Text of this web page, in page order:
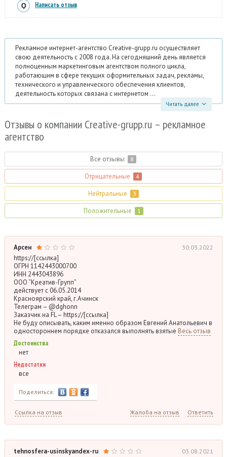
Написать отзыв
Рекламное интернет-агентство Creative-grupp.ru осуществляет
свою деятельность с 2008 года. На сегодняшний день является
полноценным маркетинговым агентством полного цикла,
работающим в сфере текущих оформительных задач, рекламы,
технического и управленческого обеспечения клиентов,
деятельность которых связана с интернетом ...
Читать далее
Отзывы о компании Creative-grupp.ru – рекламное
агентство
Все отзывы 8
Отрицательные 4
Нейтральные 3
Положительные 1
Арсен 30.03.2022
https://[ссылка]
ОГРН 1142443000700
ИНН 2443043896
ООО “Креатив-Групп”
действует с 06.05.2014
Красноярский край, г.Ачинск
Телеграм – @dghonn
Заказчик на FL – https://[ссылка]
Не буду описывать, каким именно образом Евгений Анатольевич в
одностороннем порядке отказался выполнять взятые Весь отзыв
Достоинства
нет
Недостатки
все
Поделиться:
Ссылка на отзыв Жалоба на отзыв Ответить
tehnosfera-usinskyandex-ru 03.08.2021